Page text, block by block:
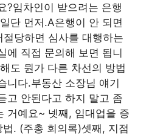
?임차인이 받으려는 은행
단 먼저.A은행이 안 되면
당하면 심사를 대행하는
에 직접 문의해 보면 됩니
도 뭔가 다른 차선의 방법
니다.부동산 소장님 얘기
고 안된다고 하지 말고 좀
거예요~ 넷째, 임대업을 증
. (주총 회의록)셋째, 지점